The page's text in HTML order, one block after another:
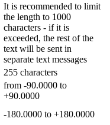
It is recommended to limit
the length to 1000
characters - if it is
exceeded, the rest of the
text will be sent in
separate text messages
255 characters
from -90.0000 to
+90.0000
-180.0000 to +180.0000